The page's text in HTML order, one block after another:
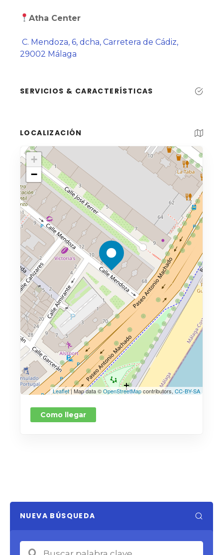
Atha Center
C. Mendoza, 6, dcha, Carretera de Cádiz,
29002 Málaga
SERVICIOS & CARACTERÍSTICAS
LOCALIZACIÓN
+
−
Leaflet| Map data ©OpenStreetMapcontributors, CC-BY-SA
Como llegar
NUEVA BÚSQUEDA